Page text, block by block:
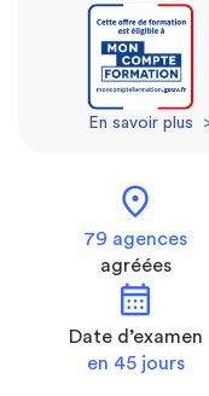
En savoir plus
location_on
79 agences
agréées
calendar_month
Date d’examen
en 45 jours